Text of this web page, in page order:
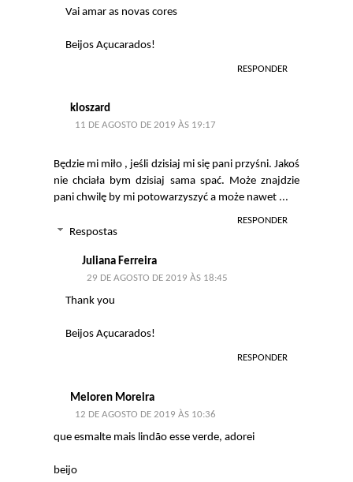
Vai amar as novas cores
Beijos Açucarados!
RESPONDER
kloszard
11 DE AGOSTO DE 2019 ÀS 19:17
Będzie mi miło , jeśli dzisiaj mi się pani przyśni. Jakoś
nie chciała bym dzisiaj sama spać. Może znajdzie
pani chwilę by mi potowarzyszyć a może nawet ...
RESPONDER
Respostas
Juliana Ferreira
29 DE AGOSTO DE 2019 ÀS 18:45
Thank you
Beijos Açucarados!
RESPONDER
Meloren Moreira
12 DE AGOSTO DE 2019 ÀS 10:36
que esmalte mais lindão esse verde, adorei
beijo